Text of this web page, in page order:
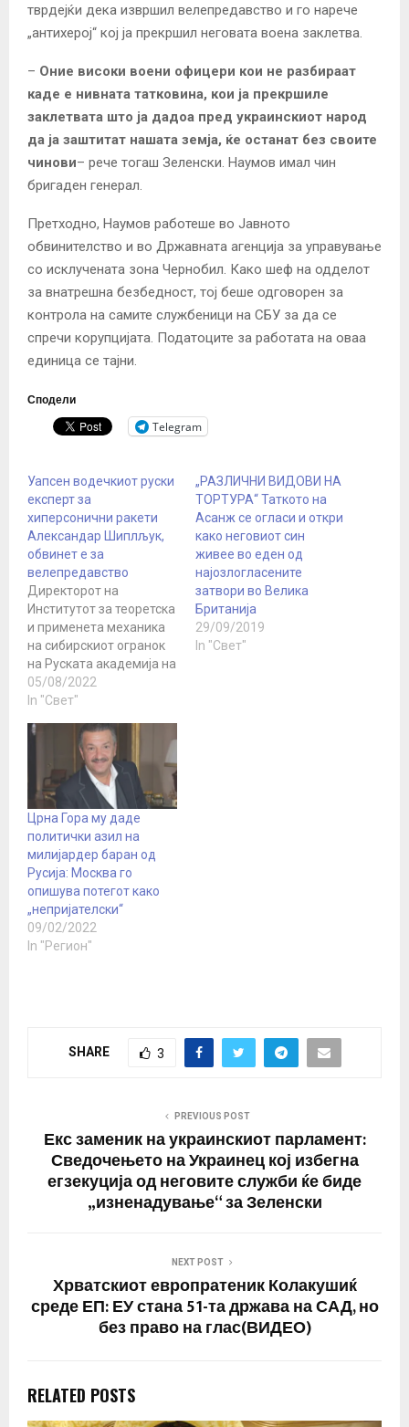
тврдејќи дека извршил велепредавство и го нарече
„антихерој“ кој ја прекршил неговата воена заклетва.
– Оние високи воени офицери кои не разбираат
каде е нивната татковина, кои ја прекршиле
заклетвата што ја дадоа пред украинскиот народ
да ја заштитат нашата земја, ќе останат без своите
чинови– рече тогаш Зеленски. Наумов имал чин
бригаден генерал.
Претходно, Наумов работеше во Јавното
обвинителство и во Државната агенција за управување
со исклучената зона Чернобил. Како шеф на одделот
за внатрешна безбедност, тој беше одговорен за
контрола на самите службеници на СБУ за да се
спречи корупцијата. Податоците за работата на оваа
единица се тајни.
Сподели
Telegram
Уапсен водечкиот руски
експерт за
хиперсонични ракети
Александар Шиплљук,
обвинет е за
велепредавство
Директорот на
Институтот за теоретска
и применета механика
на сибирскиот огранок
на Руската академија на
науките Александар
Шипљук е уапсен под
велепредавство, изјави
во петокот за ТАСС
научниот директор на
институтот Василиј
Фомин. „Во институтот
беа спроведени
истражни активности.
Тие се поврзани со
нашиот директор
Александар Шипљук,
кој…
05/08/2022
In "Свет"
„РАЗЛИЧНИ ВИДОВИ НА
ТОРТУРА“ Таткото на
Асанж се огласи и откри
како неговиот син
живее во еден од
најозлогласените
затвори во Велика
Британија
29/09/2019
In "Свет"
Црна Гора му даде
политички азил на
милијардер баран од
Русија: Москва го
опишува потегот како
„непријателски“
09/02/2022
In "Регион"
SHARE 3
PREVIOUS POST
Екс заменик на украинскиот парламент:
Сведочењето на Украинец кој избегна
егзекуција од неговите служби ќе биде
„изненадување“ за Зеленски
NEXT POST
Хрватскиот европратеник Колакушиќ
среде ЕП: ЕУ стана 51-та држава на САД, но
без право на глас(ВИДЕО)
RELATED POSTS